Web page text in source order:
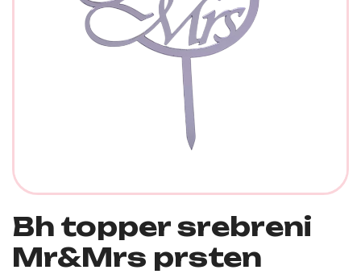
Bh topper srebreni
Mr&Mrs prsten